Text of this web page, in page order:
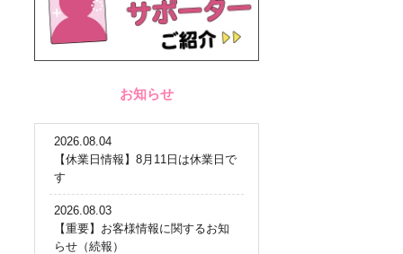
お知らせ
2026.08.04
【休業日情報】8月11日は休業日で
す
2026.08.03
【重要】お客様情報に関するお知
らせ（続報）